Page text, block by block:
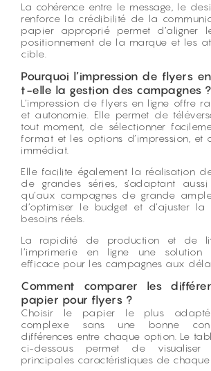
La cohérence entre le message, le
renforce la crédibilité de la
papier approprié permet d’aligner
positionnement de la marque et les
cible.
Pourquoi l’impression de flyers
t-elle la gestion des campagnes ?
L’impression de flyers en ligne offre
et autonomie. Elle permet de
tout moment, de sélectionner
format et les options d’impression, et
immédiat.
Elle facilite également la réalisation
de grandes séries, s’adaptant
qu’aux campagnes de grande
d’optimiser le budget et d’ajuster
besoins réels.
La rapidité de production et de
l’imprimerie en ligne une solution
efficace pour les campagnes aux
Comment comparer les
papier pour flyers ?
Choisir le papier le plus adapté
complexe sans une bonne
différences entre chaque option. Le
ci-dessous permet de visualiser
principales caractéristiques de chaque